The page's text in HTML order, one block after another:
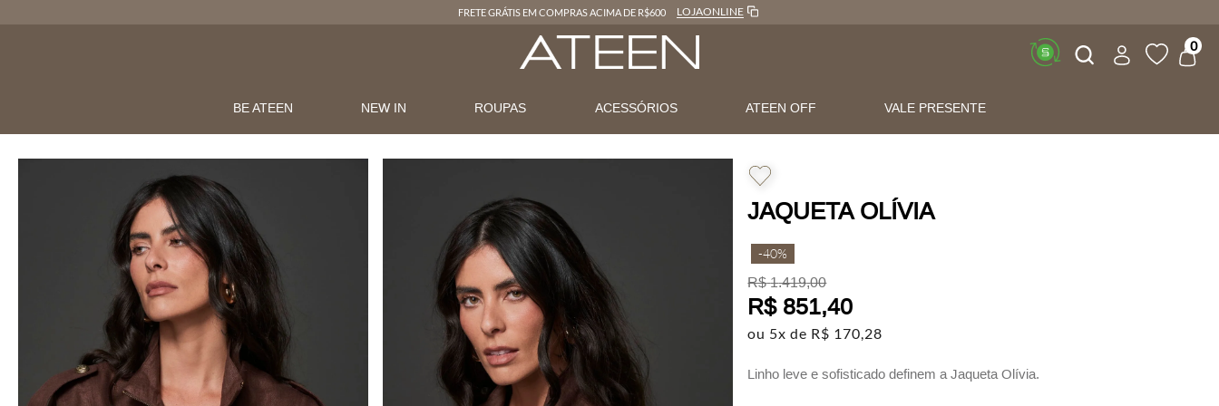
FRETE GRÁTIS EM COMPRAS ACIMA DE R$600 LOJAONLINE
Buscar 0
BE ATEEN NEW IN ROUPAS ACESSÓRIOS ATEEN OFF VALE PRESENTE
JAQUETA OLÍVIA
-40%
R$ 1.419,00
R$ 851,40
ou 5x de R$ 170,28
Linho leve e sofisticado definem a Jaqueta Olívia.